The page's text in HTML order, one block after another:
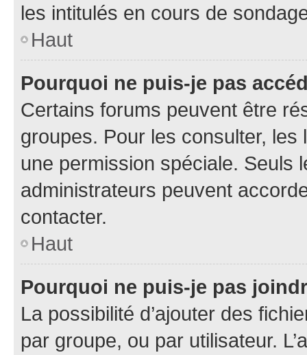
les intitulés en cours de
Haut
Pourquoi ne puis-je pas
Certains forums peuvent être
groupes. Pour les consulter,
une permission spéciale. Seuls
administrateurs peuvent
contacter.
Haut
Pourquoi ne puis-je pas
La possibilité d’ajouter des
par groupe, ou par utilisateur.